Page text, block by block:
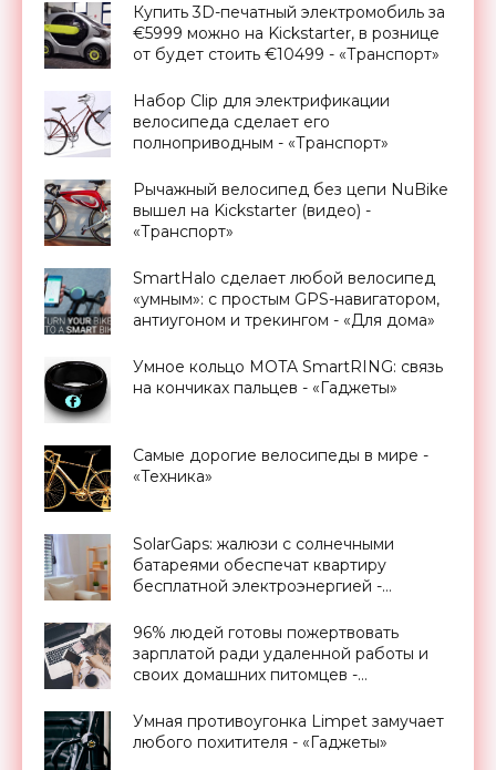
Купить 3D-печатный электромобиль за
€5999 можно на Kickstarter, в рознице
от будет стоить €10499 - «Транспорт»
Набор Clip для электрификации
велосипеда сделает его
полноприводным - «Транспорт»
Рычажный велосипед без цепи NuBike
вышел на Kickstarter (видео) -
«Транспорт»
SmartHalo сделает любой велосипед
«умным»: с простым GPS-навигатором,
антиугоном и трекингом - «Для дома»
Умное кольцо MOTA SmartRING: связь
на кончиках пальцев - «Гаджеты»
Самые дорогие велосипеды в мире -
«Техника»
SolarGaps: жалюзи с солнечными
батареями обеспечат квартиру
бесплатной электроэнергией -
96% людей готовы пожертвовать
зарплатой ради удаленной работы и
своих домашних питомцев -
Умная противоугонка Limpet замучает
любого похитителя - «Гаджеты»